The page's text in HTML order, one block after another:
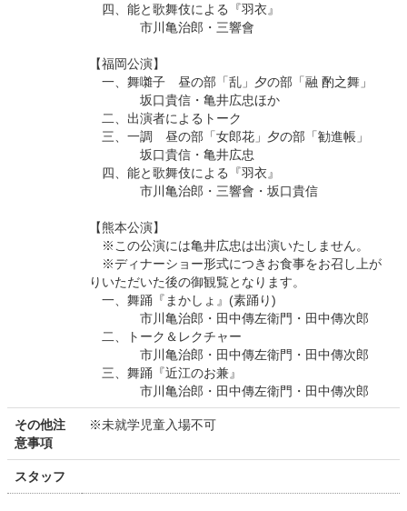
四、能と歌舞伎による『羽衣』
市川亀治郎・三響會
【福岡公演】
一、舞囃子 昼の部「乱」夕の部「融 酌之舞」
坂口貴信・亀井広忠ほか
二、出演者によるトーク
三、一調 昼の部「女郎花」夕の部「勧進帳」
坂口貴信・亀井広忠
四、能と歌舞伎による『羽衣』
市川亀治郎・三響會・坂口貴信
【熊本公演】
※この公演には亀井広忠は出演いたしません。
※ディナーショー形式につきお食事をお召し上が
りいただいた後の御観覧となります。
一、舞踊『まかしょ』(素踊り)
市川亀治郎・田中傳左衛門・田中傳次郎
二、トーク＆レクチャー
市川亀治郎・田中傳左衛門・田中傳次郎
三、舞踊『近江のお兼』
市川亀治郎・田中傳左衛門・田中傳次郎
その他注
意事項
※未就学児童入場不可
スタッフ